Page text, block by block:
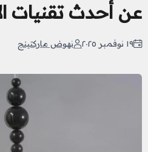
عن أحدث تقنيات
١٩ نوفمبر ٢٠٢٥ نهوض ماركتينج